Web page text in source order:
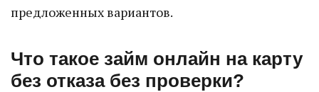
предложенных вариантов.
Что такое займ онлайн на карту
без отказа без проверки?